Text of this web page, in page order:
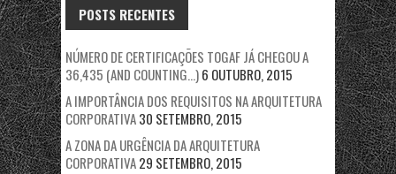
POSTS RECENTES
NÚMERO DE CERTIFICAÇÕES TOGAF JÁ CHEGOU A
36,435 (AND COUNTING…)6 OUTUBRO, 2015
A IMPORTÂNCIA DOS REQUISITOS NA ARQUITETURA
CORPORATIVA30 SETEMBRO, 2015
A ZONA DA URGÊNCIA DA ARQUITETURA
CORPORATIVA29 SETEMBRO, 2015